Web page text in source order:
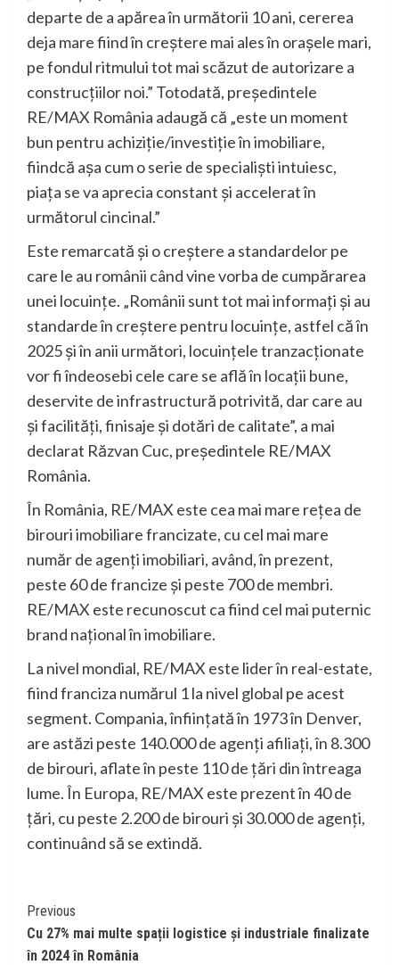
departe de a apărea în următorii 10 ani, cererea
deja mare fiind în creștere mai ales în orașele mari,
pe fondul ritmului tot mai scăzut de autorizare a
construcțiilor noi.” Totodată, președintele
RE/MAX România adaugă că „este un moment
bun pentru achiziție/investiție în imobiliare,
fiindcă așa cum o serie de specialiști intuiesc,
piața se va aprecia constant și accelerat în
următorul cincinal.”
Este remarcată și o creștere a standardelor pe
care le au românii când vine vorba de cumpărarea
unei locuințe. „Românii sunt tot mai informați și au
standarde în creștere pentru locuințe, astfel că în
2025 și în anii următori, locuințele tranzacționate
vor fi îndeosebi cele care se află în locații bune,
deservite de infrastructură potrivită, dar care au
și facilități, finisaje și dotări de calitate”, a mai
declarat Răzvan Cuc, președintele RE/MAX
România.
În România, RE/MAX este cea mai mare rețea de
birouri imobiliare francizate, cu cel mai mare
număr de agenți imobiliari, având, în prezent,
peste 60 de francize și peste 700 de membri.
RE/MAX este recunoscut ca fiind cel mai puternic
brand național în imobiliare.
La nivel mondial, RE/MAX este lider în real-estate,
fiind franciza numărul 1 la nivel global pe acest
segment. Compania, înființată în 1973 în Denver,
are astăzi peste 140.000 de agenți afiliați, în 8.300
de birouri, aflate în peste 110 de țări din întreaga
lume. În Europa, RE/MAX este prezent în 40 de
țări, cu peste 2.200 de birouri și 30.000 de agenți,
continuând să se extindă.
Continue
Reading
Previous
Cu 27% mai multe spații logistice și industriale finalizate
în 2024 în România